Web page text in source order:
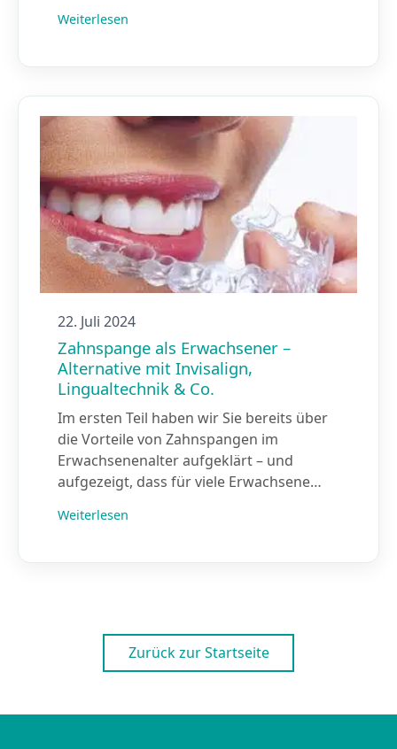
Weiterlesen
22. Juli 2024
Zahnspange als Erwachsener –
Alternative mit Invisalign,
Lingualtechnik & Co.
Im ersten Teil haben wir Sie bereits über
die Vorteile von Zahnspangen im
Erwachsenenalter aufgeklärt – und
aufgezeigt, dass für viele Erwachsene…
Weiterlesen
Zurück zur Startseite